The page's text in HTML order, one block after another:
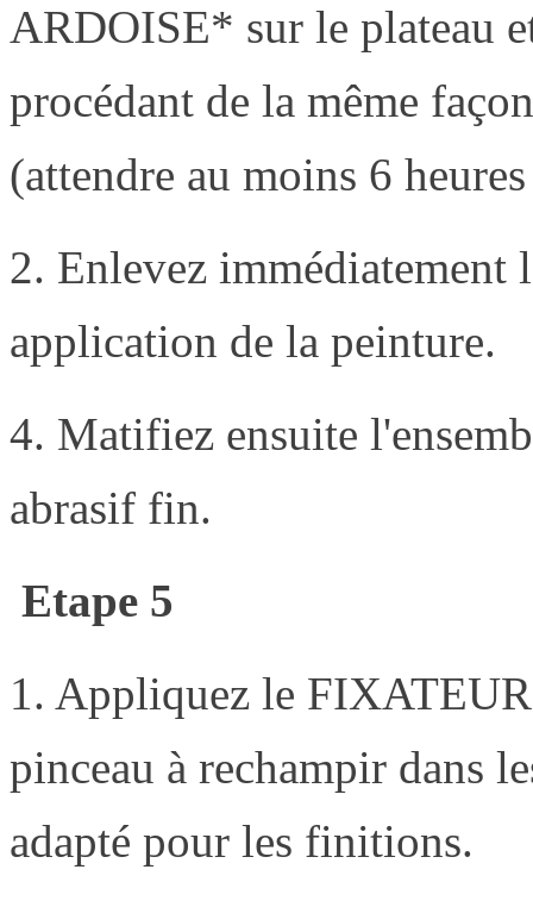
ARDOISE* sur le plateau
procédant de la même
(attendre au moins 6
2. Enlevez immédiatement
application de la peinture.
4. Matifiez ensuite
abrasif fin.
Etape 5
1. Appliquez le
pinceau à rechampir dans
adapté pour les finitions.